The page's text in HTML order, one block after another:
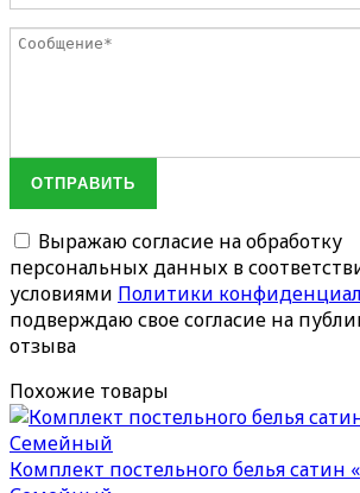
ОТПРАВИТЬ
Выражаю согласие на обработку
персональных данных в
условиями Политики
подверждаю свое согласие на
отзыва
Похожие товары
Комплект постельного белья сатин